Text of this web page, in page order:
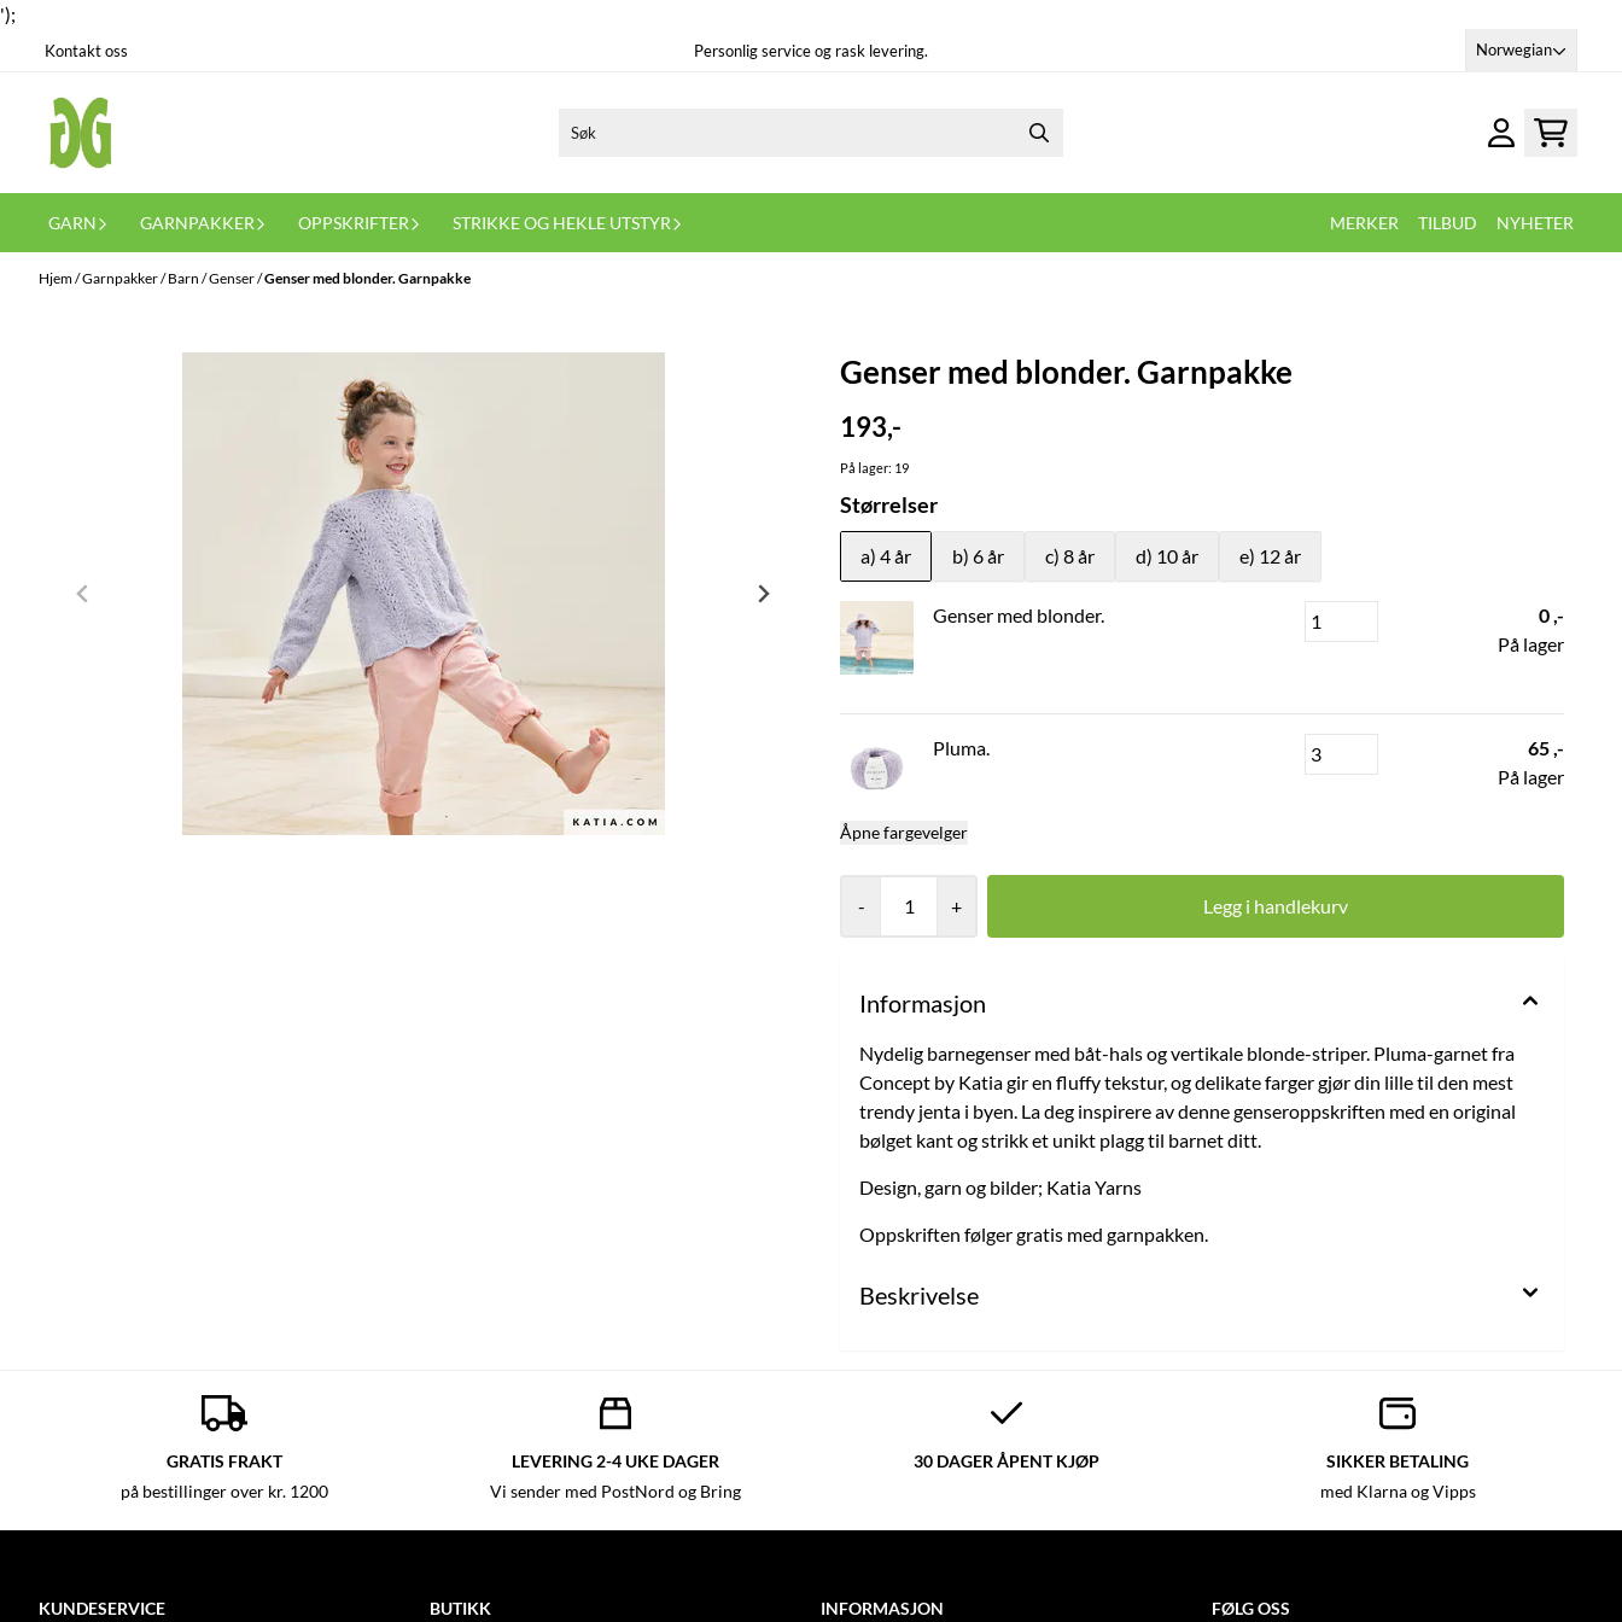
');
Hopp til innhold
Kontakt oss Personlig service og rask levering. Norwegian
GARN GARNPAKKER OPPSKRIFTER STRIKKE OG HEKLE UTSTYR MERKER TILBUD NYHETER
Hjem/Garnpakker/Barn /Genser/Genser med blonder. Garnpakke
Genser med blonder. Garnpakke
193,-
På lager: 19
Størrelser
a) 4 år b) 6 år c) 8 år d) 10 år e) 12 år
Genser med blonder.
0 ,-
På lager
Pluma.
65 ,-
På lager
Åpne fargevelger
- + Legg i handlekurv
Informasjon
Nydelig barnegenser med båt-hals og vertikale blonde-striper. Pluma-garnet fra
Concept by Katia gir en fluffy tekstur, og delikate farger gjør din lille til den mest
trendy jenta i byen. La deg inspirere av denne genseroppskriften med en original
bølget kant og strikk et unikt plagg til barnet ditt.
Design, garn og bilder; Katia Yarns
Oppskriften følger gratis med garnpakken.
Beskrivelse
GRATIS FRAKT
på bestillinger over kr. 1200
LEVERING 2-4 UKE DAGER
Vi sender med PostNord og Bring
30 DAGER ÅPENT KJØP SIKKER BETALING
med Klarna og Vipps
KUNDESERVICE BUTIKK INFORMASJON FØLG OSS